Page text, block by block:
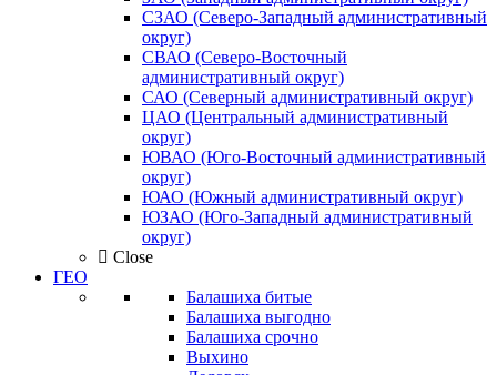
СЗАО (Северо-Западный административный
округ)
СВАО (Северо-Восточный
административный округ)
САО (Северный административный округ)
ЦАО (Центральный административный
округ)
ЮВАО (Юго-Восточный административный
округ)
ЮАО (Южный административный округ)
ЮЗАО (Юго-Западный административный
округ)
Close
ГЕО
Балашиха битые
Балашиха выгодно
Балашиха срочно
Выхино